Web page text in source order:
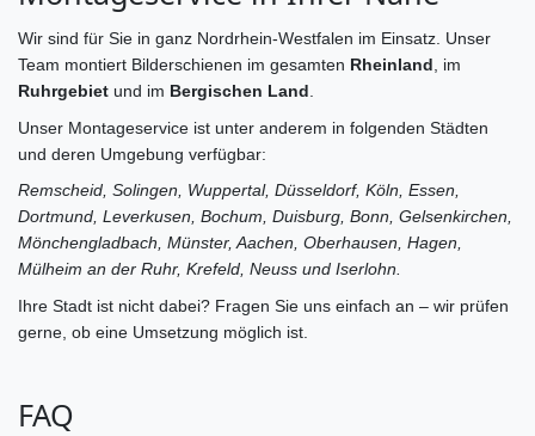
Wir sind für Sie in ganz Nordrhein-Westfalen im Einsatz. Unser
Team montiert Bilderschienen im gesamten Rheinland, im
Ruhrgebiet und im Bergischen Land.
Unser Montageservice ist unter anderem in folgenden Städten
und deren Umgebung verfügbar:
Remscheid, Solingen, Wuppertal, Düsseldorf, Köln, Essen,
Dortmund, Leverkusen, Bochum, Duisburg, Bonn, Gelsenkirchen,
Mönchengladbach, Münster, Aachen, Oberhausen, Hagen,
Mülheim an der Ruhr, Krefeld, Neuss und Iserlohn.
Ihre Stadt ist nicht dabei? Fragen Sie uns einfach an – wir prüfen
gerne, ob eine Umsetzung möglich ist.
FAQ